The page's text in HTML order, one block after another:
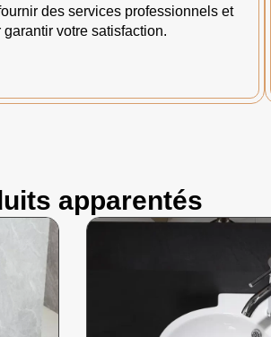
des services professionnels et
votre satisfaction.
apparentés